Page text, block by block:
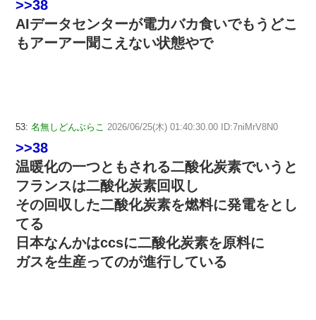
>>38
AIデータセンターが電力バカ食いでもうどこ
もアーアー聞こえない状態やで
53: 名無しどんぶらこ 2026/06/25(木) 01:40:30.00 ID:7niMrV8N0
>>38
温暖化の一つともされる二酸化炭素でいうと
フランスは二酸化炭素回収し
その回収した二酸化炭素を燃料に発電をとし
てる
日本なんかはccsに二酸化炭素を原料に
ガスを生産ってのが進行している